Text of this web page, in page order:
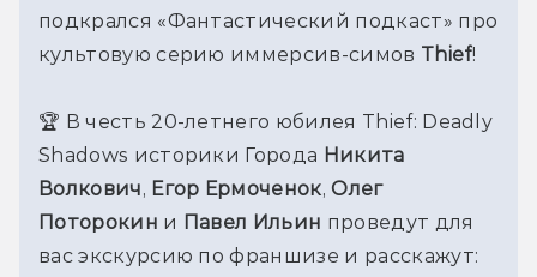
подкрался «Фантастический подкаст» про
культовую серию иммерсив-симов Thief!
🏆 В честь 20-летнего юбилея Thief: Deadly
Shadows историки Города Никита
Волкович, Егор Ермоченок, Олег
Поторокин и Павел Ильин проведут для
вас экскурсию по франшизе и расскажут: